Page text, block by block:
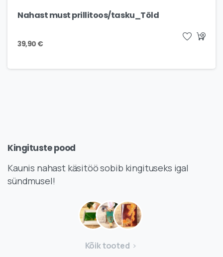
Nahast must prillitoos/tasku_Tõld
39,90 €
Kingitustepood
Kaunis nahast käsitöö sobib kingituseks igal
sündmusel!
Kõik tooted